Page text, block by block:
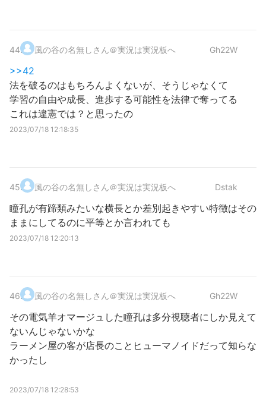
44. 風の谷の名無しさん＠実況は実況板へ Gh22W
>>42
法を破るのはもちろんよくないが、そうじゃなくて
学習の自由や成長、進歩する可能性を法律で奪ってる
これは違憲では？と思ったの
2023/07/18 12:18:35
45. 風の谷の名無しさん＠実況は実況板へ Dstak
瞳孔が有蹄類みたいな横長とか差別起きやすい特徴はその
ままにしてるのに平等とか言われても
2023/07/18 12:20:13
46. 風の谷の名無しさん＠実況は実況板へ Gh22W
その電気羊オマージュした瞳孔は多分視聴者にしか見えて
ないんじゃないかな
ラーメン屋の客が店長のことヒューマノイドだって知らな
かったし
2023/07/18 12:28:53